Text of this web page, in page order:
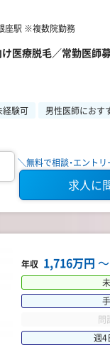
座駅 ※複数院勤務
け医療脱毛／常勤医師
経験可 男性医師におす
＼無料で相談・エント
求人に
年収 1,716万円 〜
問
週4